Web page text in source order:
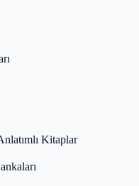
Kitaplar